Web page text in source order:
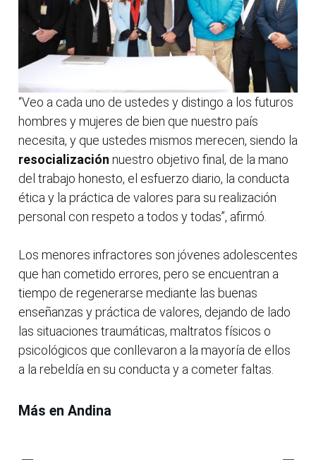
“Veo a cada uno de ustedes y distingo a los futuros
hombres y mujeres de bien que nuestro país
necesita, y que ustedes mismos merecen, siendo la
resocialización nuestro objetivo final, de la mano
del trabajo honesto, el esfuerzo diario, la conducta
ética y la práctica de valores para su realización
personal con respeto a todos y todas”, afirmó.
Los menores infractores son jóvenes adolescentes
que han cometido errores, pero se encuentran a
tiempo de regenerarse mediante las buenas
enseñanzas y práctica de valores, dejando de lado
las situaciones traumáticas, maltratos físicos o
psicológicos que conllevaron a la mayoría de ellos
a la rebeldía en su conducta y a cometer faltas.
Más en Andina